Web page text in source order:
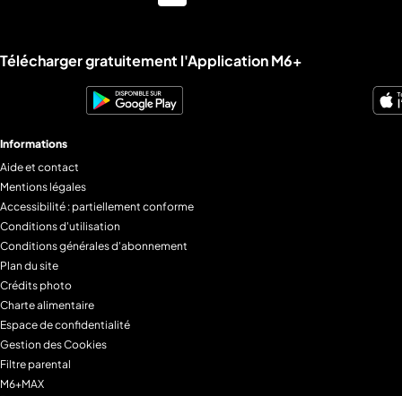
Liens utiles M6+.
Télécharger gratuitement l'Application M6+
Informations
Aide et contact
Mentions légales
Accessibilité : partiellement conforme
Conditions d'utilisation
Conditions générales d'abonnement
Plan du site
Crédits photo
Charte alimentaire
Espace de confidentialité
Gestion des Cookies
Filtre parental
M6+MAX